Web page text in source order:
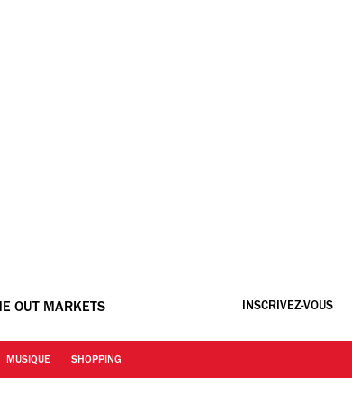
OUT MARKETS INSCRIVEZ-VOUS
MUSIQUE SHOPPING